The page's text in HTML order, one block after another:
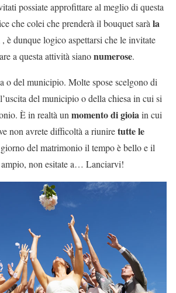
possiate approfittare al meglio di questa
che colei che prenderà il bouquet sarà la
, è dunque logico aspettarsi che le invitate
a questa attività sianonumerose.
o del municipio. Molte spose scelgono di
del municipio o della chiesa in cui si
È in realtà un momento di gioiain cui
non avrete difficoltà a riuniretutte le
del matrimonio il tempo è bello e il
ampio, non esitate a… Lanciarvi!